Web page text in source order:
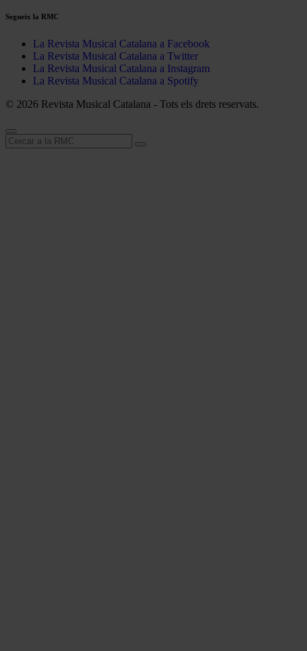
Segueix la RMC
La Revista Musical Catalana a Facebook
La Revista Musical Catalana a Twitter
La Revista Musical Catalana a Instagram
La Revista Musical Catalana a Spotify
© 2026 Revista Musical Catalana - Tots els drets reservats.
Cerca